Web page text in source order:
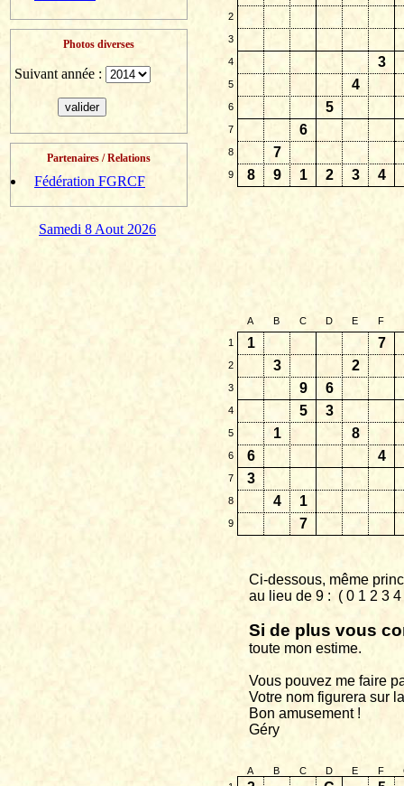
Photos diverses
Suivant année :
Partenaires / Relations
Fédération FGRCF
Samedi 8 Aout 2026
2
3
4 3
5 4
6 5
7 6
8 7
9 8 9 1 2 3 4
A B C D E F
1
1 7
2 3 2
3 9 6
4 5 3
5 1 8
6 6 4
7 3
8 4 1
9 7
Ci-dessous, même
au lieu de 9 : ( 0 1 2 3
Si de plus vous
toute mon estime.
Vous pouvez me faire
Votre nom figurera sur
Bon amusement !
Géry
A B C D E F